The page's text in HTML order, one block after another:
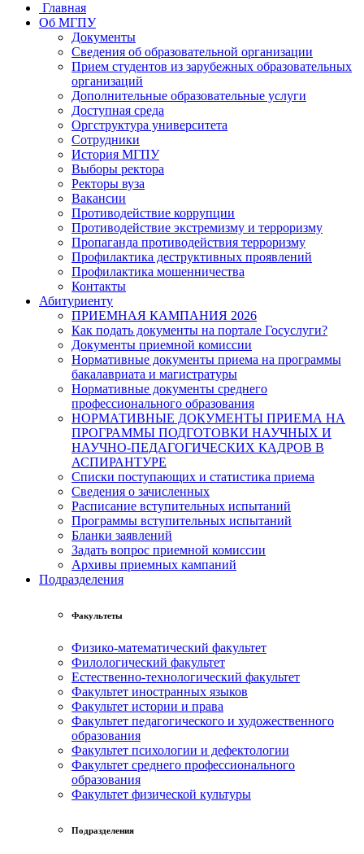
Главная
Об МГПУ
Документы
Сведения об образовательной организации
Прием студентов из зарубежных образовательных
организаций
Дополнительные образовательные услуги
Доступная среда
Оргструктура университета
Сотрудники
История МГПУ
Выборы ректора
Ректоры вуза
Вакансии
Противодействие коррупции
Противодействие экстремизму и терроризму
Пропаганда противодействия терроризму
Профилактика деструктивных проявлений
Профилактика мошенничества
Контакты
Абитуриенту
ПРИЕМНАЯ КАМПАНИЯ 2026
Как подать документы на портале Госуслуги?
Документы приемной комиссии
Нормативные документы приема на программы
бакалавриата и магистратуры
Нормативные документы среднего
профессионального образования
НОРМАТИВНЫЕ ДОКУМЕНТЫ ПРИЕМА НА
ПРОГРАММЫ ПОДГОТОВКИ НАУЧНЫХ И
НАУЧНО-ПЕДАГОГИЧЕСКИХ КАДРОВ В
АСПИРАНТУРЕ
Списки поступающих и статистика приема
Сведения о зачисленных
Расписание вступительных испытаний
Программы вступительных испытаний
Бланки заявлений
Задать вопрос приемной комиссии
Архивы приемных кампаний
Подразделения
Факультеты
Физико-математический факультет
Филологический факультет
Естественно-технологический факультет
Факультет иностранных языков
Факультет истории и права
Факультет педагогического и художественного
образования
Факультет психологии и дефектологии
Факультет среднего профессионального
образования
Факультет физической культуры
Подразделения